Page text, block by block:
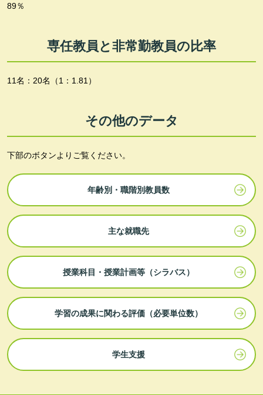
89％
専任教員と非常勤教員の比率
11名：20名（1：1.81）
その他のデータ
下部のボタンよりご覧ください。
年齢別・職階別教員数
主な就職先
授業科目・授業計画等（シラバス）
学習の成果に関わる評価（必要単位数）
学生支援